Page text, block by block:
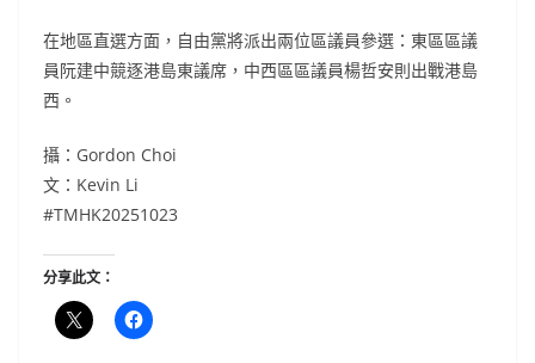
在地區直選方面，自由黨將派出兩位區議員參選：東區區議
員阮建中競逐港島東議席，中西區區議員楊哲安則出戰港島
西。
攝：Gordon Choi
文：Kevin Li
#TMHK20251023
分享此文：